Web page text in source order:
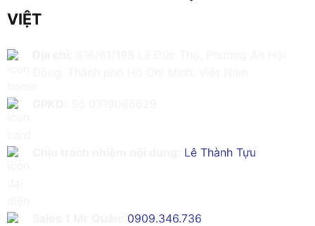
VIỆT
Lê Thành Tựu
0909.346.736